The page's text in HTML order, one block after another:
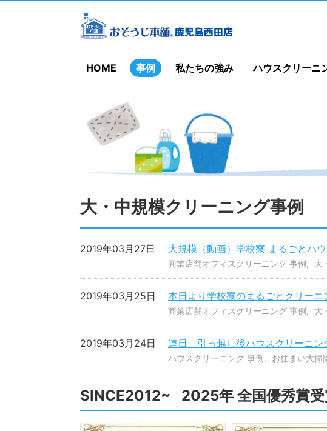
HOME 事例 私たちの強み ハウスクリーニ
大・中規模クリーニング事例
大規模（動画）学校寮 まるごとハ
2019年03月27日
商業店舗オフィスクリーニング 事例 大
本日より学校寮のまるごとクリーニ
2019年03月25日
商業店舗オフィスクリーニング 事例 大
連日 引っ越し後ハウスクリーニン
2019年03月24日
ハウスクリーニング 事例 お住まい大掃
SINCE2012~ 2025年 全国優秀賞受